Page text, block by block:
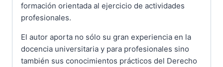
formación orientada al ejercicio de actividades
profesionales.
El autor aporta no sólo su gran experiencia en la
docencia universitaria y para profesionales sino
también sus conocimientos prácticos del Derecho